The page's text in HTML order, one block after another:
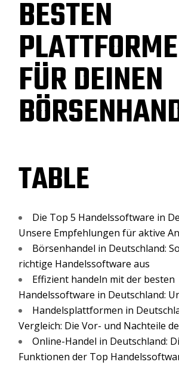
BESTEN
FÜR DEINEN
TABLE
Die Top 5 Handelssoftware in
Unsere Empfehlungen für aktive
Börsenhandel in Deutschland:
richtige Handelssoftware aus
Effizient handeln mit der besten
Handelssoftware in Deutschland:
Handelsplattformen in
Vergleich: Die Vor- und Nachteile
Online-Handel in Deutschland:
Funktionen der Top